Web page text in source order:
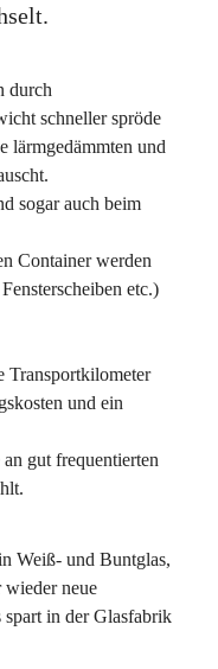
durch
schneller spröde
lärmgedämmten und
sogar auch beim
Container werden
etc.)
Transportkilometer
und ein
gut frequentierten
Weiß- und Buntglas,
wieder neue
spart in der Glasfabrik